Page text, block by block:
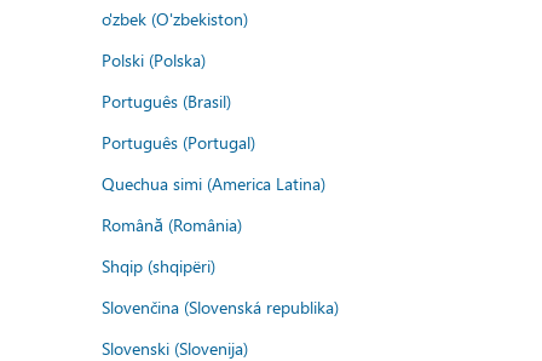
o'zbek (O'zbekiston)
Polski (Polska)
Português (Brasil)
Português (Portugal)
Quechua simi (America Latina)
Română (România)
Shqip (shqipëri)
Slovenčina (Slovenská republika)
Slovenski (Slovenija)